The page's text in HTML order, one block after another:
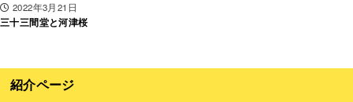
2022年3月21日
三十三間堂と河津桜
紹介ページ